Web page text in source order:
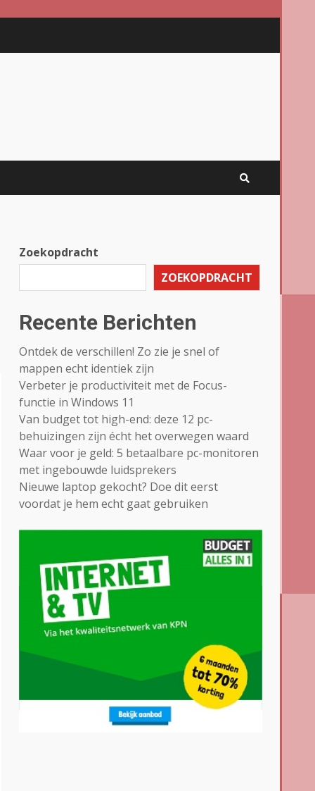
Zoekopdracht
ZOEKOPDRACHT
Recente Berichten
Ontdek de verschillen! Zo zie je snel of
mappen echt identiek zijn
Verbeter je productiviteit met de Focus-
functie in Windows 11
Van budget tot high-end: deze 12 pc-
behuizingen zijn écht het overwegen waard
Waar voor je geld: 5 betaalbare pc-monitoren
met ingebouwde luidsprekers
Nieuwe laptop gekocht? Doe dit eerst
voordat je hem echt gaat gebruiken